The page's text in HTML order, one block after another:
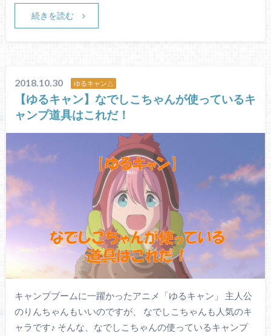
続きを読む
2018.10.30 ゆるキャン△
【ゆるキャン】なでしこちゃんが使っているキ
ャンプ道具はこれだ！
キャンプブームに一躍かったアニメ「ゆるキャン」 主人公
のりんちゃんもいいのですが、 なでしこちゃんも人気のキ
ャラです♪ そんな、なでしこちゃんの使っているキャンプ